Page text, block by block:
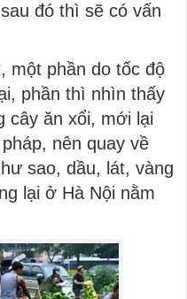
đó thì sẽ có vấn
một phần do tốc độ
phần thì nhìn thấy
cây ăn xổi, mới lại
nên quay về
sao, dầu, lát, vàng
lại ở Hà Nội nằm